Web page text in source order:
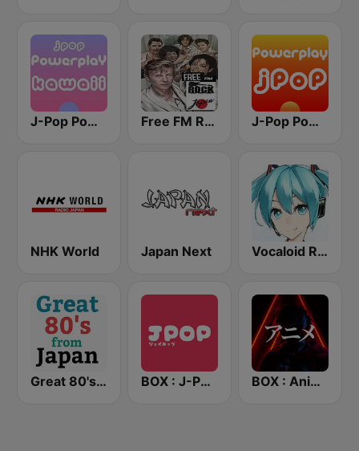
J-Pop Powerplay Kawaii Free FM Rock Japan J-Pop Powerplay
NHK World Japan Next Vocaloid Radio
Great 80's from Japan BOX : J-POP Radio - ジェイポップ 無線 BOX : Anime Radio -アニメラジオ